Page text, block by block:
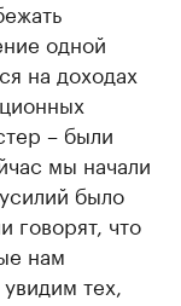
одной
на доходах
– были
мы начали
было
говорят, что
нам
тех,